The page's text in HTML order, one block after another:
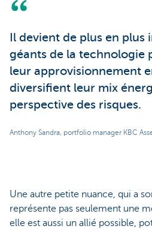
Il devient de plus en plus
géants de la technologie
leur approvisionnement
diversifient leur mix
perspective des risques.
Anthony Sandra, portfolio manager KBC
Une autre petite nuance, qui a
représente pas seulement une
elle est aussi un allié possible,